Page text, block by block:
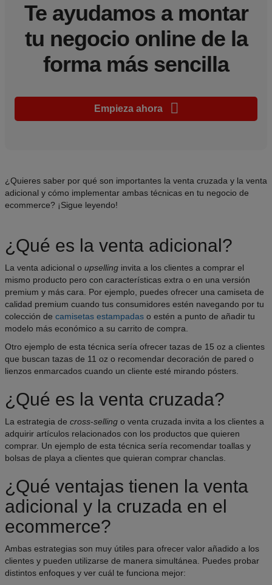
Te ayudamos a montar
tu negocio online de la
forma más sencilla
Empieza ahora
¿Quieres saber por qué son importantes la venta cruzada y la venta
adicional y cómo implementar ambas técnicas en tu negocio de
ecommerce? ¡Sigue leyendo!
¿Qué es la venta adicional?
La venta adicional o upselling invita a los clientes a comprar el
mismo producto pero con características extra o en una versión
premium y más cara. Por ejemplo, puedes ofrecer una camiseta de
calidad premium cuando tus consumidores estén navegando por tu
colección de camisetas estampadas o estén a punto de añadir tu
modelo más económico a su carrito de compra.
Otro ejemplo de esta técnica sería ofrecer tazas de 15 oz a clientes
que buscan tazas de 11 oz o recomendar decoración de pared o
lienzos enmarcados cuando un cliente esté mirando pósters.
¿Qué es la venta cruzada?
La estrategia de cross-selling o venta cruzada invita a los clientes a
adquirir artículos relacionados con los productos que quieren
comprar. Un ejemplo de esta técnica sería recomendar toallas y
bolsas de playa a clientes que quieran comprar chanclas.
¿Qué ventajas tienen la venta
adicional y la cruzada en el
ecommerce?
Ambas estrategias son muy útiles para ofrecer valor añadido a los
clientes y pueden utilizarse de manera simultánea. Puedes probar
distintos enfoques y ver cuál te funciona mejor: